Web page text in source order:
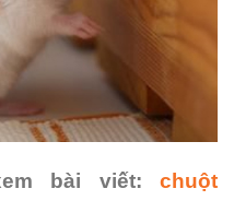
bài viết: chuột